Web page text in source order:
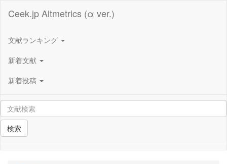
Ceek.jp Altmetrics (α ver.)
文献ランキング
新着文献
新着投稿
検索